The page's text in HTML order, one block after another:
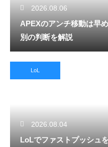
2026.08.06
APEXのアンチ移動は早
別の判断を解説
LoL
2026.08.04
LoLでファストプッシュ